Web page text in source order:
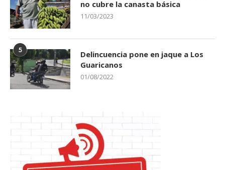
no cubre la canasta básica
11/03/2023
5
Delincuencia pone en jaque a Los
Guaricanos
01/08/2022